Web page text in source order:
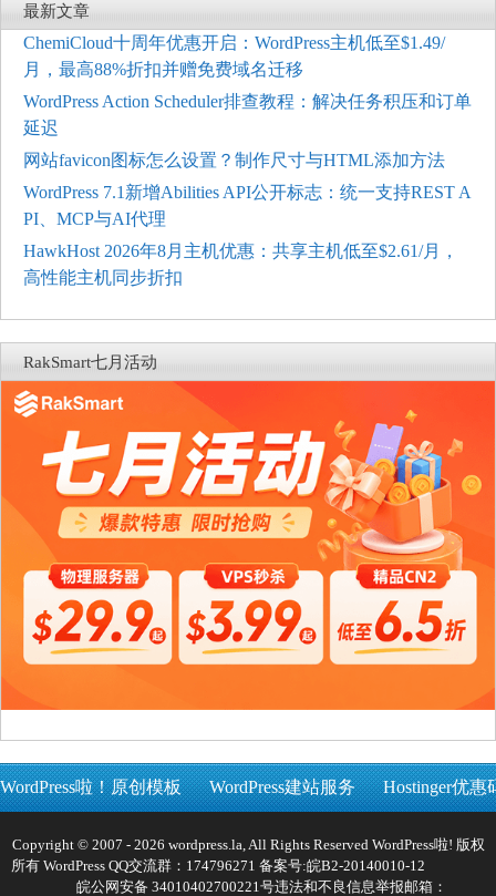
最新文章
ChemiCloud十周年优惠开启：WordPress主机低至$1.49/
月，最高88%折扣并赠免费域名迁移
WordPress Action Scheduler排查教程：解决任务积压和订单
延迟
网站favicon图标怎么设置？制作尺寸与HTML添加方法
WordPress 7.1新增Abilities API公开标志：统一支持REST A
PI、MCP与AI代理
HawkHost 2026年8月主机优惠：共享主机低至$2.61/月，
高性能主机同步折扣
RakSmart七月活动
WordPress啦！原创模板 WordPress建站服务 Hostinger优惠
Copyright © 2007 - 2026 wordpress.la, All Rights Reserved WordPress啦! 版权
所有 WordPress QQ交流群：174796271 备案号:皖B2-20140010-12
皖公网安备 34010402700221号违法和不良信息举报邮箱：